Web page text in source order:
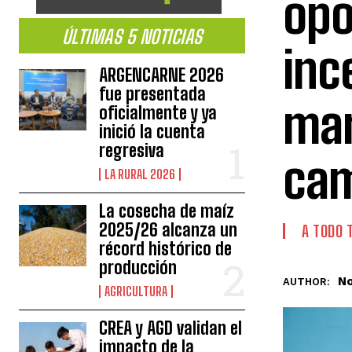
ÚLTIMAS 5 NOTICIAS
ARGENCARNE 2026
fue presentada
oficialmente y ya
inició la cuenta
regresiva
LA RURAL 2026
La cosecha de maíz
2025/26 alcanza un
récord histórico de
producción
AGRICULTURA
CREA y AGD validan el
impacto de la
A TODO
AUTHOR: